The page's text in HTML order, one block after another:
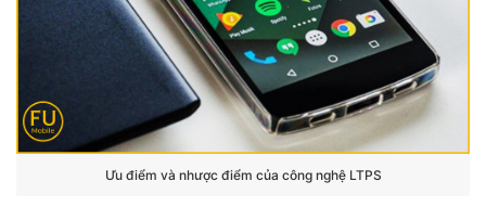
Ưu điểm và nhược điểm của công nghệ LTPS